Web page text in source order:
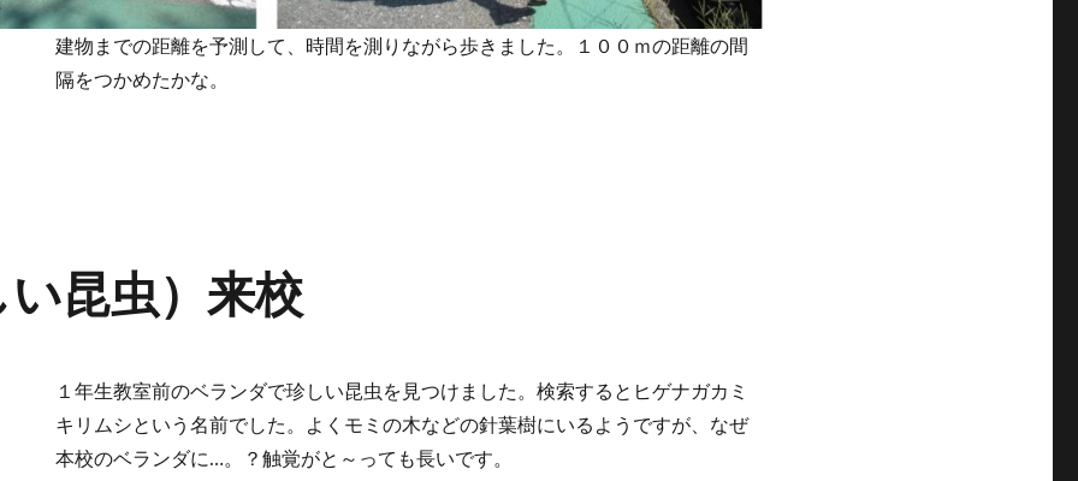
建物までの距離を予測して、時間を測りながら歩きました。１００ｍの距離の間
隔をつかめたかな。
昆虫）来校
１年生教室前のベランダで珍しい昆虫を見つけました。検索するとヒゲナガカミ
キリムシという名前でした。よくモミの木などの針葉樹にいるようですが、なぜ
本校のベランダに…。？触覚がと～っても長いです。